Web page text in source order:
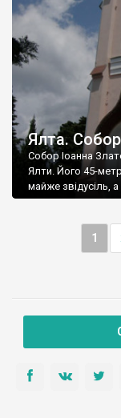
Ялта.
Собор Іоанна
Ялти. Його 45-
майже звідусіль,
1